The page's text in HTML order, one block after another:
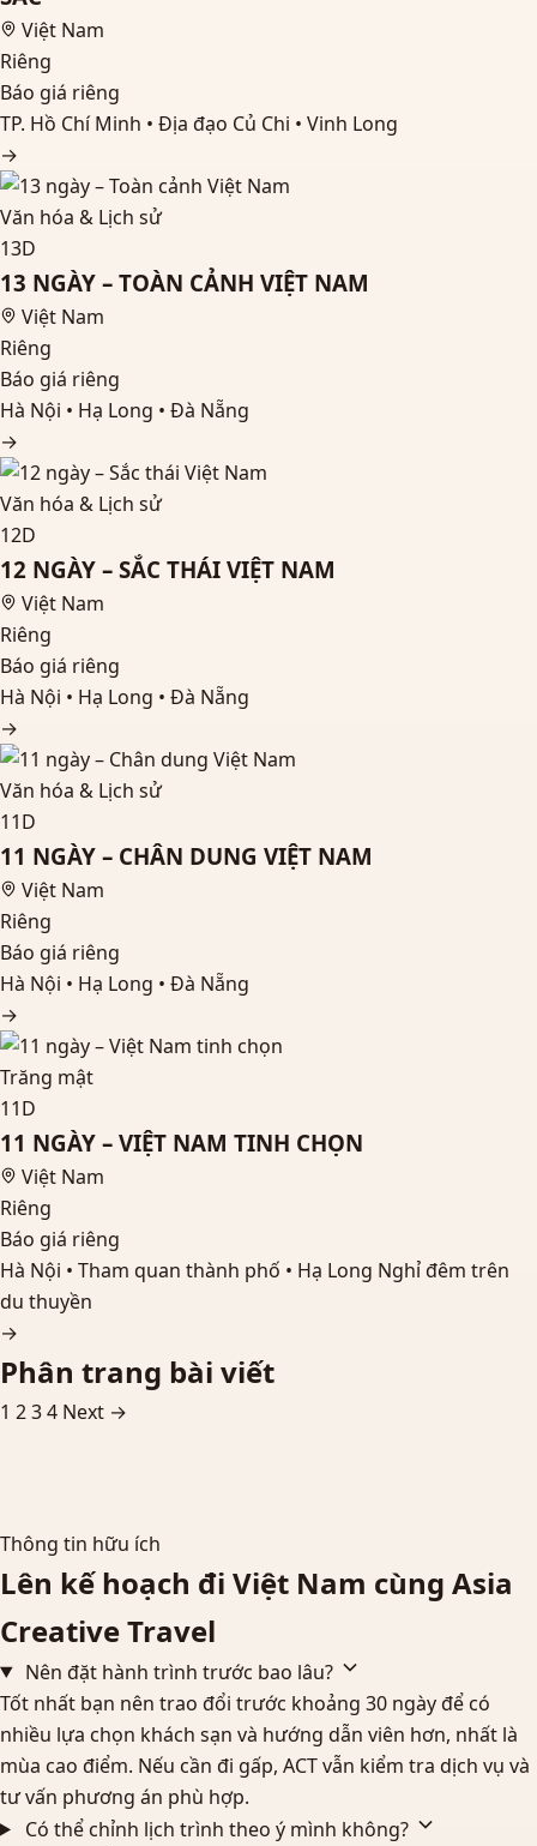
Việt Nam
Riêng
Báo giá riêng
TP. Hồ Chí Minh • Địa đạo Củ Chi • Vinh Long
→
Văn hóa & Lịch sử
13D
13 NGÀY – TOÀN CẢNH VIỆT NAM
Việt Nam
Riêng
Báo giá riêng
Hà Nội • Hạ Long • Đà Nẵng
→
Văn hóa & Lịch sử
12D
12 NGÀY – SẮC THÁI VIỆT NAM
Việt Nam
Riêng
Báo giá riêng
Hà Nội • Hạ Long • Đà Nẵng
→
Văn hóa & Lịch sử
11D
11 NGÀY – CHÂN DUNG VIỆT NAM
Việt Nam
Riêng
Báo giá riêng
Hà Nội • Hạ Long • Đà Nẵng
→
Trăng mật
11D
11 NGÀY – VIỆT NAM TINH CHỌN
Việt Nam
Riêng
Báo giá riêng
Hà Nội • Tham quan thành phố • Hạ Long Nghỉ đêm trên
du thuyền
→
Phân trang bài viết
1 234 Next →
Thông tin hữu ích
Lên kế hoạch đi Việt Nam cùng Asia
Creative Travel
Nên đặt hành trình trước bao lâu?
Tốt nhất bạn nên trao đổi trước khoảng 30 ngày để có
nhiều lựa chọn khách sạn và hướng dẫn viên hơn, nhất là
mùa cao điểm. Nếu cần đi gấp, ACT vẫn kiểm tra dịch vụ và
tư vấn phương án phù hợp.
Có thể chỉnh lịch trình theo ý mình không?